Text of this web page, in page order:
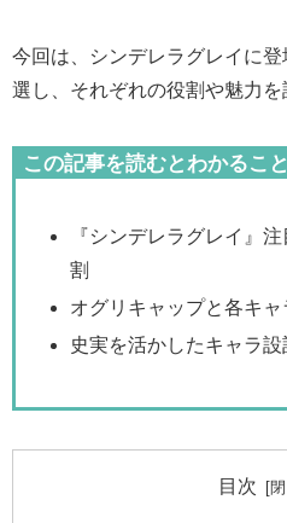
今回は、シンデレラグレイに
選し、それぞれの役割や魅力を
この記事を読むとわかること
『シンデレラグレイ』
割
オグリキャップと各キ
史実を活かしたキャラ
目次